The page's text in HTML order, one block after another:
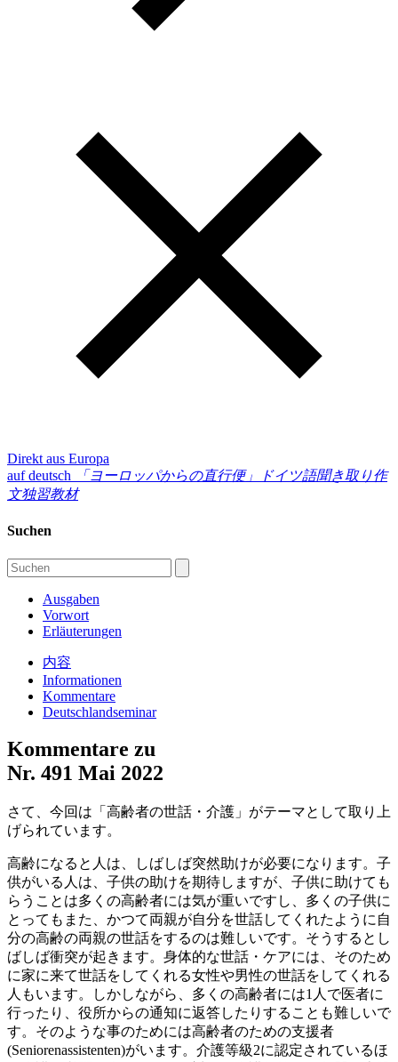
Direkt aus Europa
auf deutsch
「ヨーロッパからの直行便」
ドイツ語聞き取り作
文独習教材
Suchen
Ausgaben
Vorwort
Erläuterungen
内容
Informationen
Kommentare
Deutschlandseminar
Kommentare zu
Nr. 491 Mai 2022
さて、今回は「高齢者の世話・介護」がテーマとして取り上
げられています。
高齢になると人は、しばしば突然助けが必要になります。子
供がいる人は、子供の助けを期待しますが、子供に助けても
らうことは多くの高齢者には気が重いですし、多くの子供に
とってもまた、かつて両親が自分を世話してくれたように自
分の高齢の両親の世話をするのは難しいです。そうするとし
ばしば衝突が起きます。身体的な世話・ケアには、そのため
に家に来て世話をしてくれる女性や男性の世話をしてくれる
人もいます。しかしながら、多くの高齢者には1人で医者に
行ったり、役所からの通知に返答したりすることも難しいで
す。そのような事のためには高齢者のための支援者
(Seniorenassistenten)がいます。介護等級2に認定されているほ